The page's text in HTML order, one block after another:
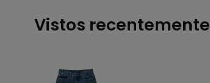
Vistos recentemente